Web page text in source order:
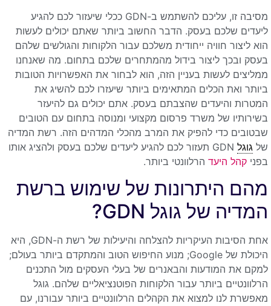
מסיבה זו, עליכם להשתמש ב-GDN ככלי שיעזור לכם להגיע
ליעדים שלכם בעסק. הדבר החשוב ביותר שאתם יכולים לעשות
הוא ליצור חוויה ייחודית משלכם עבור הלקוחות והגולשים שלהם
בעסק ובכך ליצור בידול מהמתחרים שלכם בתחום. מה שאנחנו
ממליצים לעשות בעניין הזה, הוא לבחור את האפשרויות הטובות
ביותר ואת הכלים המתאימים ביותר שיעזרו לכם להשיג את
המטרות והיעדים שהצבתם בעסק. אתם יכולים גם להיעזר
בשירותיו של משרד פרסום מקצועי ומנוסה בתחום עם הטובים
שבטובים כדי להפיק את המרב מהכלי המדהים הזה. רשת המדיה
של גוגל
GDN תעזור לכם להגיע ליעדים שלכם בעסק ולהציג אותו
בפני קהל היעד הרלוונטי ביותר.
מהם היתרונות של שימוש ברשת
המדיה של גוגל GDN?
אחת הסיבות העיקריות להצלחה והיעילות של רשת ה-GDN, היא
היכולת של Google; מנוע החיפוש הטוב והמתקדם ביותר בעולם;
למקם את המודעות והבאנרים של בעלי העסקים מול התכנים
הרלוונטיים ביותר עבור הלקוחות הפוטנציאליים שלהם. גוגל
מאפשרת לנו למצוא את הקהלים הרלוונטיים ביותר עבורנו, עם